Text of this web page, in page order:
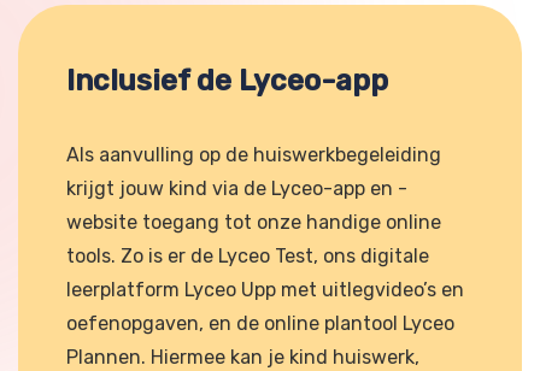
Inclusief de Lyceo-app
Als aanvulling op de huiswerkbegeleiding
krijgt jouw kind via de Lyceo-app en -
website toegang tot onze handige online
tools. Zo is er de Lyceo Test, ons digitale
leerplatform Lyceo Upp met uitlegvideo’s en
oefenopgaven, en de online plantool Lyceo
Plannen. Hiermee kan je kind huiswerk,